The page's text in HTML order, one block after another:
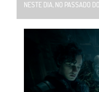
NESTE DIA, NO PASSADO DO